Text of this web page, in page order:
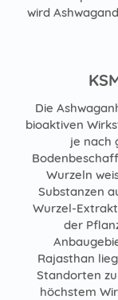
wird
Die
bioaktiven
je nach
Wurzeln
Substanzen
Wurzel-
der
Rajasthan
Standorten
höchstem